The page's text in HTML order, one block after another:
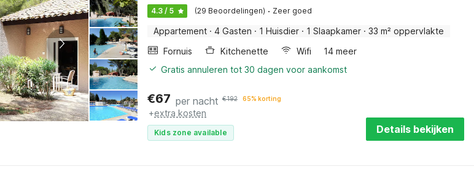
4.3 / 5 (29 Beoordelingen) · Zeer goed
Appartement · 4 Gasten · 1 Huisdier · 1 Slaapkamer · 33 m² oppervlakte
Fornuis
Kitchenette Wifi
14 meer
Gratis annuleren tot 30 dagen voor aankomst
€67 per nacht €192 65% korting
+extra kosten
Kids zone available Details bekijken